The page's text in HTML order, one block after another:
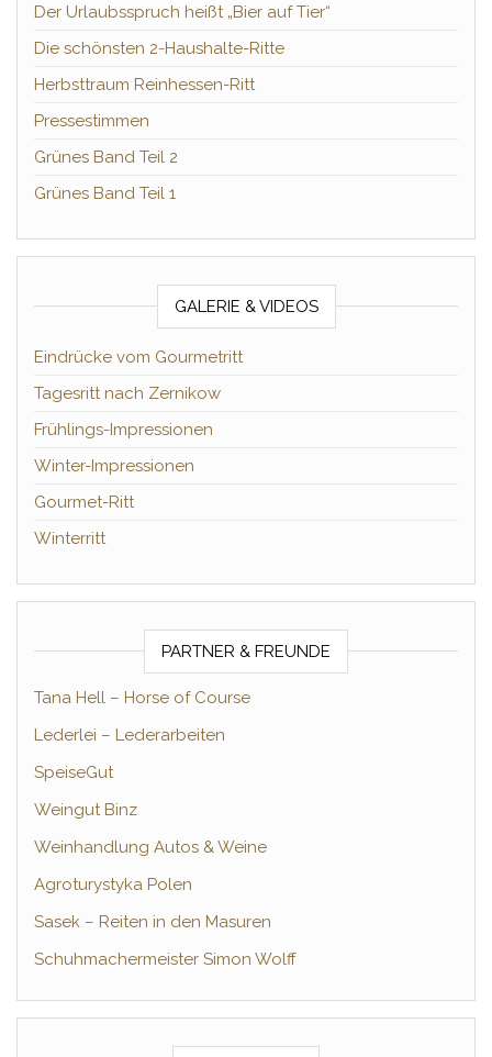
Der Urlaubsspruch heißt „Bier auf Tier“
Die schönsten 2-Haushalte-Ritte
Herbsttraum Reinhessen-Ritt
Pressestimmen
Grünes Band Teil 2
Grünes Band Teil 1
GALERIE & VIDEOS
Eindrücke vom Gourmetritt
Tagesritt nach Zernikow
Frühlings-Impressionen
Winter-Impressionen
Gourmet-Ritt
Winterritt
PARTNER & FREUNDE
Tana Hell – Horse of Course
Lederlei – Lederarbeiten
SpeiseGut
Weingut Binz
Weinhandlung Autos & Weine
Agroturystyka Polen
Sasek – Reiten in den Masuren
Schuhmachermeister Simon Wolff